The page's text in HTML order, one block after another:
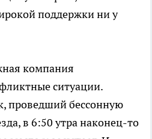
поддержки ни у
компания
ситуации.
проведший бессонную
в 6:50 утра наконец-то